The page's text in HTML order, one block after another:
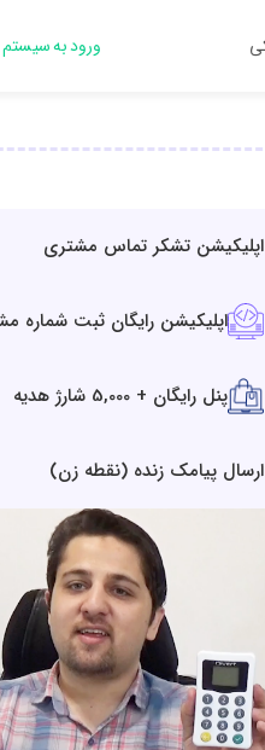
ورود به سیستم
اپلیکیشن تشکر تماس مشتری
اپلیکیشن رایگان ثبت شماره
پنل رایگان + 5,000 شارژ هدیه
ارسال پیامک زنده (نقطه زن)